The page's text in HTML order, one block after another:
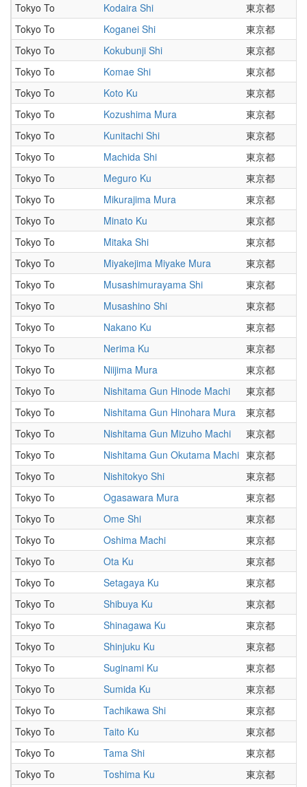
Tokyo To
Kodaira Shi
東京都
Tokyo To
Koganei Shi
東京都
Tokyo To
Kokubunji Shi
東京都
Tokyo To
Komae Shi
東京都
Tokyo To
Koto Ku
東京都
Tokyo To
Kozushima Mura
東京都
Tokyo To
Kunitachi Shi
東京都
Tokyo To
Machida Shi
東京都
Tokyo To
Meguro Ku
東京都
Tokyo To
Mikurajima Mura
東京都
Tokyo To
Minato Ku
東京都
Tokyo To
Mitaka Shi
東京都
Tokyo To
Miyakejima Miyake Mura
東京都
Tokyo To
Musashimurayama Shi
東京都
Tokyo To
Musashino Shi
東京都
Tokyo To
Nakano Ku
東京都
Tokyo To
Nerima Ku
東京都
Tokyo To
Niijima Mura
東京都
Tokyo To
Nishitama Gun Hinode Machi
東京都
Tokyo To
Nishitama Gun Hinohara Mura
東京都
Tokyo To
Nishitama Gun Mizuho Machi
東京都
Tokyo To
Nishitama Gun Okutama Machi 東京都
Tokyo To
Nishitokyo Shi
東京都
Tokyo To
Ogasawara Mura
東京都
Tokyo To
Ome Shi
東京都
Tokyo To
Oshima Machi
東京都
Tokyo To
Ota Ku
東京都
Tokyo To
Setagaya Ku
東京都
Tokyo To
Shibuya Ku
東京都
Tokyo To
Shinagawa Ku
東京都
Tokyo To
Shinjuku Ku
東京都
Tokyo To
Suginami Ku
東京都
Tokyo To
Sumida Ku
東京都
Tokyo To
Tachikawa Shi
東京都
Tokyo To
Taito Ku
東京都
Tokyo To
Tama Shi
東京都
Tokyo To
Toshima Ku 東京都